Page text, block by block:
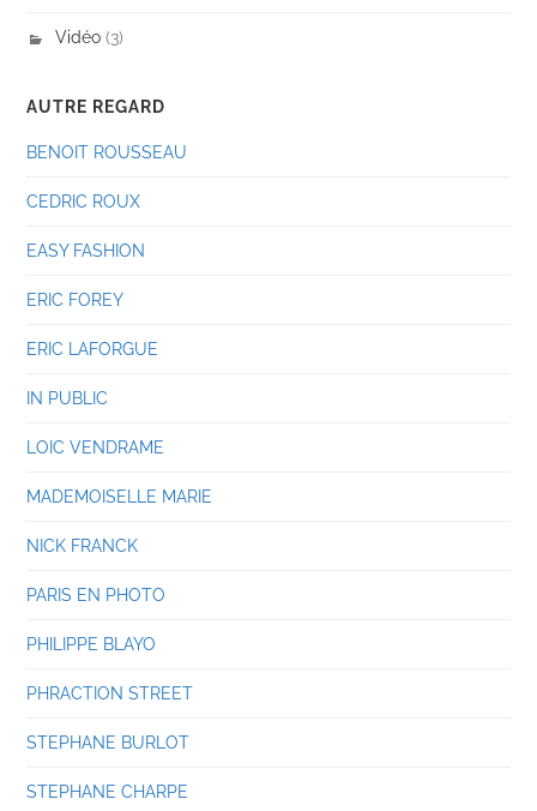
Vidéo (3)
AUTRE REGARD
BENOIT ROUSSEAU
CEDRIC ROUX
EASY FASHION
ERIC FOREY
ERIC LAFORGUE
IN PUBLIC
LOIC VENDRAME
MADEMOISELLE MARIE
NICK FRANCK
PARIS EN PHOTO
PHILIPPE BLAYO
PHRACTION STREET
STEPHANE BURLOT
STEPHANE CHARPE